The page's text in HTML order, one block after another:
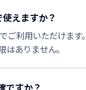
えますか？
ご利用いただけます
はありません。
ですか？